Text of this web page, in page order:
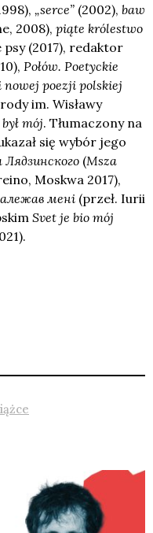
„serce” (2002), baw
2008), piąte królestwo
psy(2017), redaktor
Połów. Poetyckie
nowej poezji polskiej
im. Wisławy
mój. Tłumaczony na
się wybór jego
Лядзинского (Msza
Moskwa 2017),
мені (przeł. Iurii
Svet je bio mój